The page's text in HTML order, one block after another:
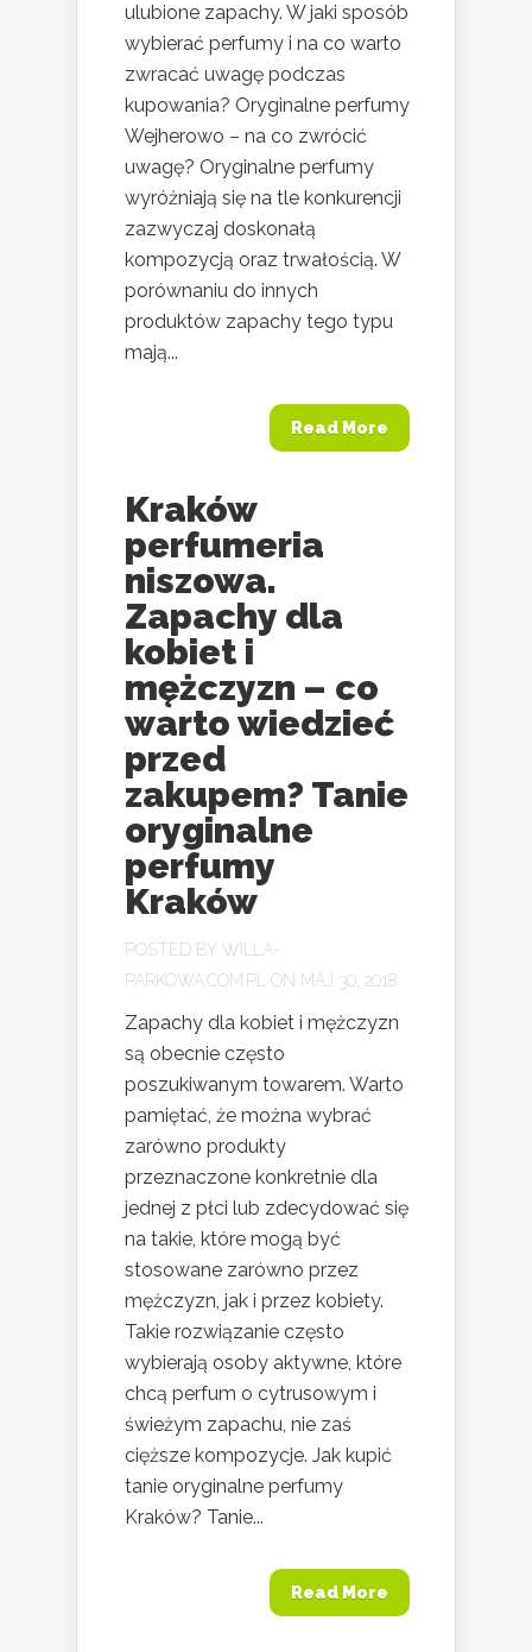
ulubione zapachy. W jaki sposób
wybierać perfumy i na co warto
zwracać uwagę podczas
kupowania? Oryginalne perfumy
Wejherowo – na co zwrócić
uwagę? Oryginalne perfumy
wyróżniają się na tle konkurencji
zazwyczaj doskonałą
kompozycją oraz trwałością. W
porównaniu do innych
produktów zapachy tego typu
mają...
Read More
Kraków
perfumeria
niszowa.
Zapachy dla
kobiet i
mężczyzn – co
warto wiedzieć
przed
zakupem? Tanie
oryginalne
perfumy
Kraków
POSTED BY WILLA-
PARKOWA.COM.PL
ON MAJ 30, 2018
Zapachy dla kobiet i mężczyzn
są obecnie często
poszukiwanym towarem. Warto
pamiętać, że można wybrać
zarówno produkty
przeznaczone konkretnie dla
jednej z płci lub zdecydować się
na takie, które mogą być
stosowane zarówno przez
mężczyzn, jak i przez kobiety.
Takie rozwiązanie często
wybierają osoby aktywne, które
chcą perfum o cytrusowym i
świeżym zapachu, nie zaś
cięższe kompozycje. Jak kupić
tanie oryginalne perfumy
Kraków? Tanie...
Read More